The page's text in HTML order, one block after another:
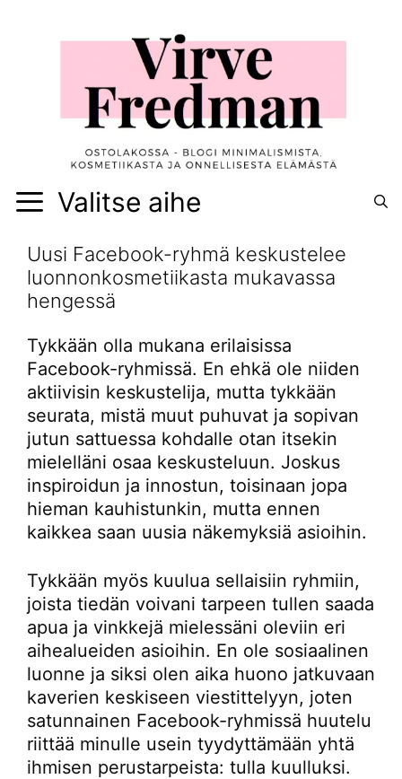
Valitse aihe
Uusi Facebook-ryhmä keskustelee
luonnonkosmetiikasta mukavassa
hengessä
Tykkään olla mukana erilaisissa
Facebook-ryhmissä. En ehkä ole niiden
aktiivisin keskustelija, mutta tykkään
seurata, mistä muut puhuvat ja sopivan
jutun sattuessa kohdalle otan itsekin
mielelläni osaa keskusteluun. Joskus
inspiroidun ja innostun, toisinaan jopa
hieman kauhistunkin, mutta ennen
kaikkea saan uusia näkemyksiä asioihin.
Tykkään myös kuulua sellaisiin ryhmiin,
joista tiedän voivani tarpeen tullen saada
apua ja vinkkejä mielessäni oleviin eri
aihealueiden asioihin. En ole sosiaalinen
luonne ja siksi olen aika huono jatkuvaan
kaverien keskiseen viestittelyyn, joten
satunnainen Facebook-ryhmissä huutelu
riittää minulle usein tyydyttämään yhtä
ihmisen perustarpeista: tulla kuulluksi.